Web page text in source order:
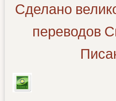
Сделано
переводов